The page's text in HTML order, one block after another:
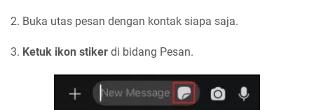
2. Buka utas pesan dengan kontak siapa saja.
3. Ketuk ikon stiker di bidang Pesan.